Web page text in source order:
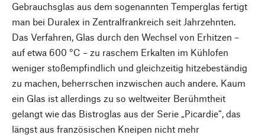
Gebrauchsglas aus dem sogenannten Temperglas fertigt
man bei Duralex in Zentralfrankreich seit Jahrzehnten.
Das Verfahren, Glas durch den Wechsel von Erhitzen –
auf etwa 600 °C – zu raschem Erkalten im Kühlofen
weniger stoßempfindlich und gleichzeitig hitzebeständig
zu machen, beherrschen inzwischen auch andere. Kaum
ein Glas ist allerdings zu so weltweiter Berühmtheit
gelangt wie das Bistroglas aus der Serie „Picardie“, das
längst aus französischen Kneipen nicht mehr